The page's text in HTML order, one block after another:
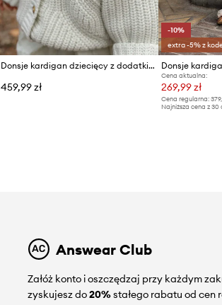
Donsje kardigan dziecięcy z dodatkiem wełny Rikkie Cardigan
459,99 zł
-10%
extra -5% z
Donsje
Cena aktualna:
269,99 zł
Cena regularna:
Najniższa cena z
Answear Club
Załóż konto i oszczędzaj przy każdym
zyskujesz do20%stałego rabatu od cen